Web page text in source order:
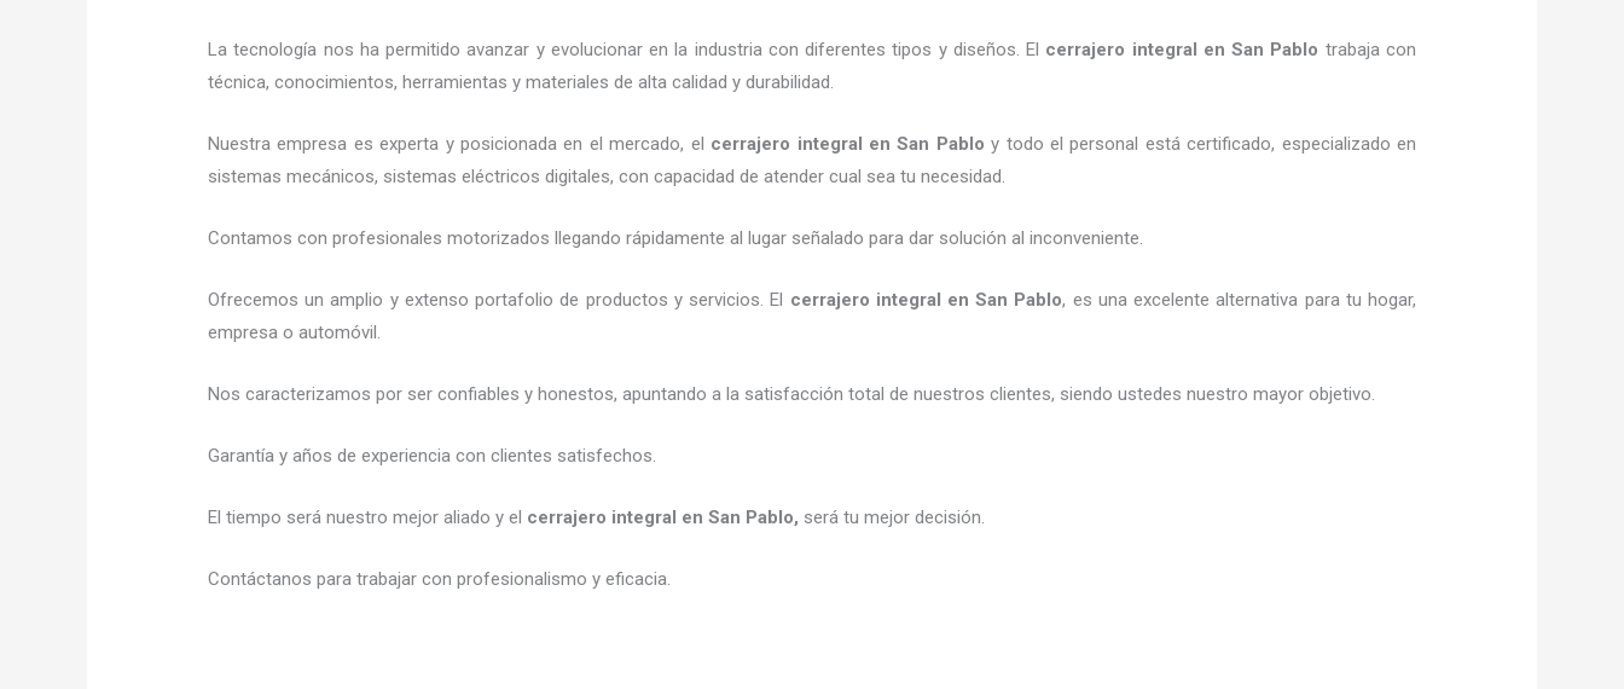
La tecnología nos ha permitido avanzar y evolucionar en la industria con diferentes tipos y diseños. El cerrajero integral en San Pablo trabaja con
técnica, conocimientos, herramientas y materiales de alta calidad y durabilidad.
Nuestra empresa es experta y posicionada en el mercado, el cerrajero integral en San Pablo y todo el personal está certificado, especializado en
sistemas mecánicos, sistemas eléctricos digitales, con capacidad de atender cual sea tu necesidad.
Contamos con profesionales motorizados llegando rápidamente al lugar señalado para dar solución al inconveniente.
Ofrecemos un amplio y extenso portafolio de productos y servicios. El cerrajero integral en San Pablo, es una excelente alternativa para tu hogar,
empresa o automóvil.
Nos caracterizamos por ser confiables y honestos, apuntando a la satisfacción total de nuestros clientes, siendo ustedes nuestro mayor objetivo.
Garantía y años de experiencia con clientes satisfechos.
El tiempo será nuestro mejor aliado y el cerrajero integral en San Pablo, será tu mejor decisión.
Contáctanos para trabajar con profesionalismo y eficacia.